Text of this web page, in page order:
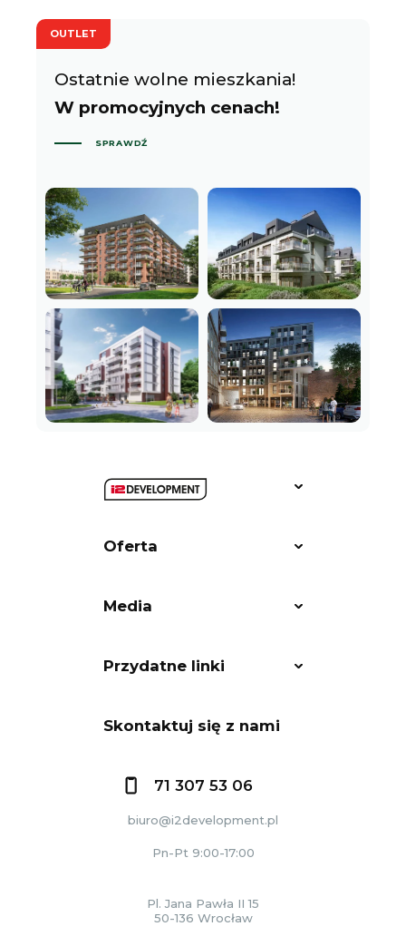
OUTLET
Ostatnie wolne mieszkania!
W promocyjnych cenach!
SPRAWDŹ
Oferta
Media
Przydatne linki
Skontaktuj się z nami
71 307 53 06
biuro@i2development.pl
Pn-Pt 9:00-17:00
Pl. Jana Pawła II 15
50-136 Wrocław